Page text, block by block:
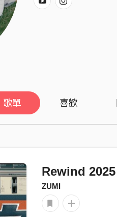
歌單 喜歡
Rewind 2025
ZUMI